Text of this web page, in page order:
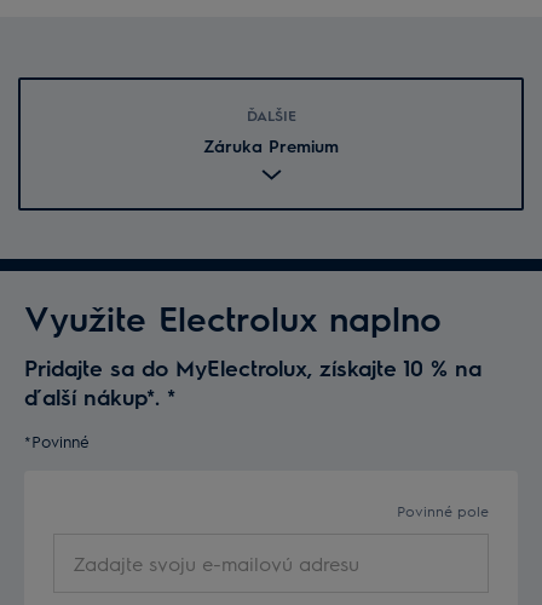
ĎALŠIE
Záruka Premium
Využite Electrolux naplno
Pridajte sa do MyElectrolux, získajte 10 % na
ďalší nákup*. *
*Povinné
Povinné pole
svoju